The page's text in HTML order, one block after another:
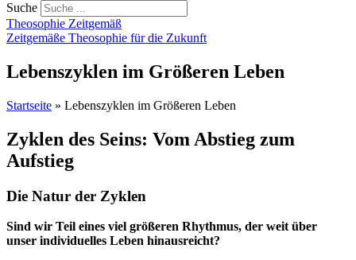
Suche
Theosophie Zeitgemäß
Zeitgemäße Theosophie für die Zukunft
Lebenszyklen im Größeren Leben
Startseite » Lebenszyklen im Größeren Leben
Zyklen des Seins: Vom Abstieg zum
Aufstieg
Die Natur der Zyklen
Sind wir Teil eines viel größeren Rhythmus, der weit über
unser individuelles Leben hinausreicht?